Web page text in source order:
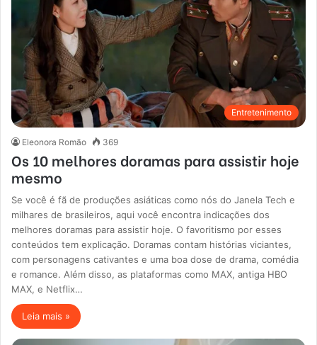
Entretenimento
Eleonora Romão 369
Os 10 melhores doramas para assistir hoje
mesmo
Se você é fã de produções asiáticas como nós do Janela Tech e
milhares de brasileiros, aqui você encontra indicações dos
melhores doramas para assistir hoje. O favoritismo por esses
conteúdos tem explicação. Doramas contam histórias viciantes,
com personagens cativantes e uma boa dose de drama, comédia
e romance. Além disso, as plataformas como MAX, antiga HBO
MAX, e Netflix…
Leia mais »